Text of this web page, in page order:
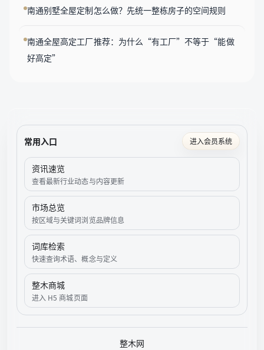
南通别墅全屋定制怎么做？先统一整栋房子的空间规则
南通全屋高定工厂推荐：为什么“有工厂”不等于“能做
好高定”
常用入口 进入会员系统
资讯速览
查看最新行业动态与内容更新
市场总览
按区域与关键词浏览品牌信息
词库检索
快速查询术语、概念与定义
整木商城
进入 H5 商城页面
整木网